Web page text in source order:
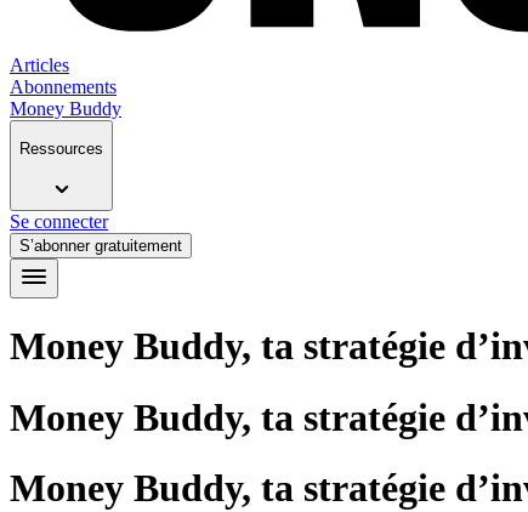
Articles
Abonnements
Money Buddy
Ressources
Se connecter
S’abonner gratuitement
Money Buddy, ta stratégie
Money Buddy, ta stratégie
Money Buddy, ta stratégie